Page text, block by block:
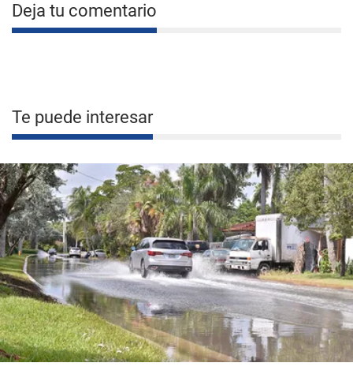
Deja tu comentario
Te puede interesar